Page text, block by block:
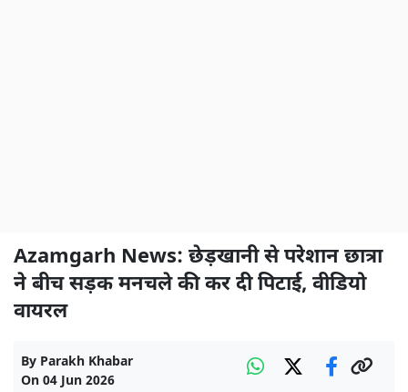
Azamgarh News: छेड़खानी से परेशान छात्रा
ने बीच सड़क मनचले की कर दी पिटाई, वीडियो
वायरल
By Parakh Khabar
On 04 Jun 2026